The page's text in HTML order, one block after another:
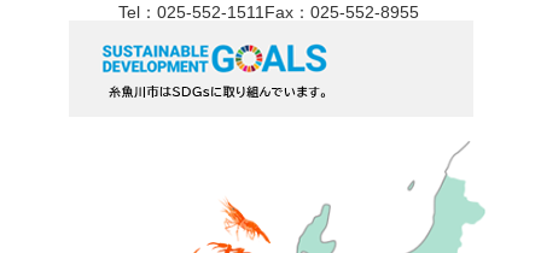
Tel：025-552-1511 Fax：025-552-8955